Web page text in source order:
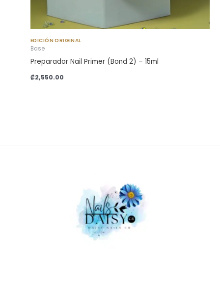
EDICIÓN ORIGINAL
Base
Preparador Nail Primer (Bond 2) – 15ml
₡2,550.00